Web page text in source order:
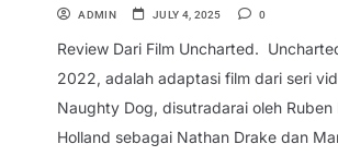
ADMIN JULY 4, 2025 0
Review Dari Film Uncharted.
2022, adalah adaptasi film dari seri
Naughty Dog, disutradarai oleh Ruben
Holland sebagai Nathan Drake dan